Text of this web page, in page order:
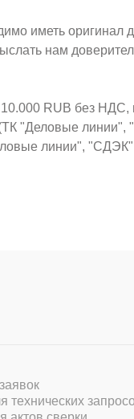
иметь оригинал
нам
10.000 RUB без
(ТК "Деловые
линии",
технических